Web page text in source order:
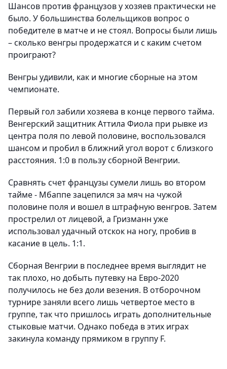
Шансов против французов у хозяев практически не
было. У большинства болельщиков вопрос о
победителе в матче и не стоял. Вопросы были лишь
– сколько венгры продержатся и с каким счетом
проиграют?
Венгры удивили, как и многие сборные на этом
чемпионате.
Первый гол забили хозяева в конце первого тайма.
Венгерский защитник Аттила Фиола при рывке из
центра поля по левой половине, воспользовался
шансом и пробил в ближний угол ворот с близкого
расстояния. 1:0 в пользу сборной Венгрии.
Сравнять счет французы сумели лишь во втором
тайме - Мбаппе зацепился за мяч на чужой
половине поля и вошел в штрафную венгров. Затем
прострелил от лицевой, а Гризманн уже
использовал удачный отскок на ногу, пробив в
касание в цель. 1:1.
Сборная Венгрии в последнее время выглядит не
так плохо, но добыть путевку на Евро-2020
получилось не без доли везения. В отборочном
турнире заняли всего лишь четвертое место в
группе, так что пришлось играть дополнительные
стыковые матчи. Однако победа в этих играх
закинула команду прямиком в группу F.